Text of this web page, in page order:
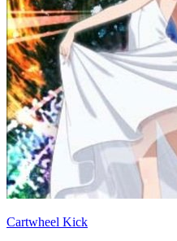
Cartwheel Kick